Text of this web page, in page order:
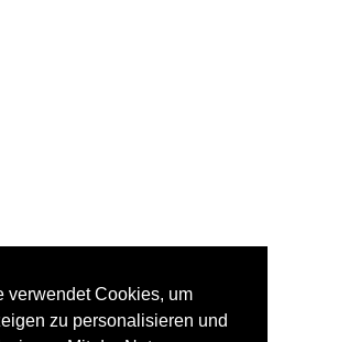
verwendet Cookies, um
zu personalisieren und